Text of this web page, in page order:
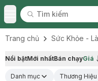
Toggle Menu
Tìm kiếm
Tìm kiếm
Trang chủ Sức Khỏe -
Nổi bậtMới nhấtBán chạyGiá
Danh mục Thương Hiệu